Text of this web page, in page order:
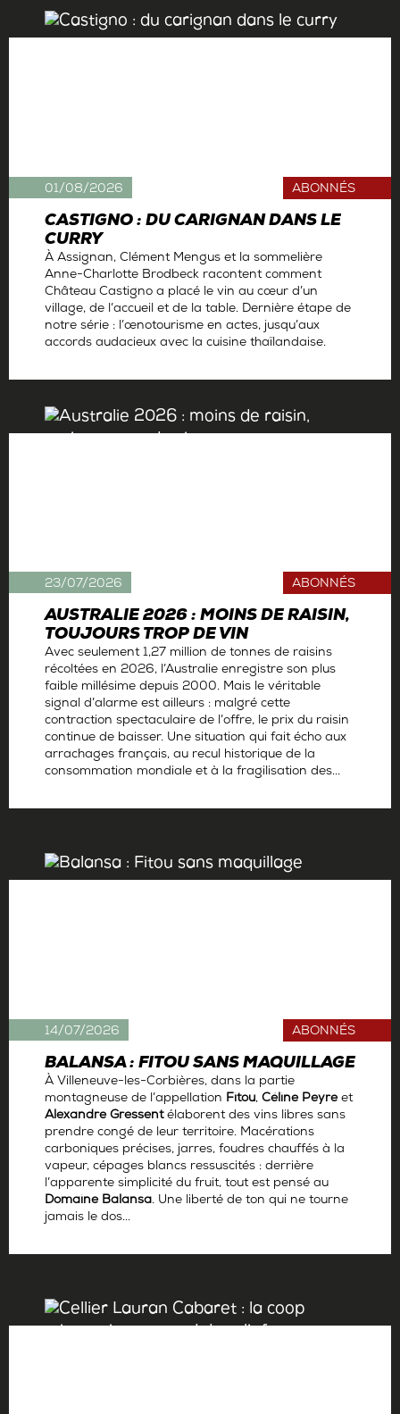
CASTIGNO : DU CARIGNAN DANS LE
CURRY
ABONNÉS
À Assignan, Clément Mengus et la sommelière
Anne-Charlotte Brodbeck racontent comment
Château Castigno a placé le vin au cœur d’un
village, de l’accueil et de la table. Dernière étape de
notre série : l’œnotourisme en actes, jusqu’aux
accords audacieux avec la cuisine thaïlandaise.
01/08/2026
AUSTRALIE 2026 : MOINS DE RAISIN,
TOUJOURS TROP DE VIN
ABONNÉS
Avec seulement 1,27 million de tonnes de raisins
récoltées en 2026, l’Australie enregistre son plus
faible millésime depuis 2000. Mais le véritable
signal d’alarme est ailleurs : malgré cette
contraction spectaculaire de l’offre, le prix du raisin
continue de baisser. Une situation qui fait écho aux
arrachages français, au recul historique de la
consommation mondiale et à la fragilisation des...
23/07/2026
BALANSA : FITOU SANS MAQUILLAGE
ABONNÉS
À Villeneuve-les-Corbières, dans la partie
montagneuse de l’appellation Fitou, Céline Peyreet
Alexandre Gressentélaborent des vins libres sans
prendre congé de leur territoire. Macérations
carboniques précises, jarres, foudres chauffés à la
vapeur, cépages blancs ressuscités : derrière
l’apparente simplicité du fruit, tout est pensé au
Domaine Balansa. Une liberté de ton qui ne tourne
jamais le dos...
14/07/2026